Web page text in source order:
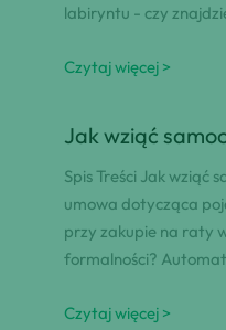
labiryntu - czy
Czytaj więcej >
Jak wziąć
Spis Treści Jak wziąć
umowa dotycząca
przy zakupie na raty
formalności?
Czytaj więcej >